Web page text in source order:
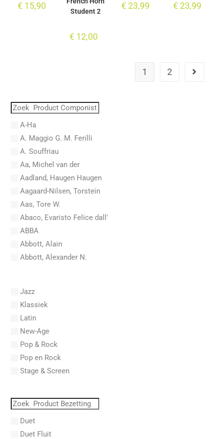
€ 15,90
Student 2
€ 12,00
€23,99 €23,99
1 2
A-Ha
A. Maggio G. M. Ferilli
A. Souffriau
Aa, Michel van der
Aadland, Haugen Haugen
Aagaard-Nilsen, Torstein
Aas, Tore W.
Abaco, Evaristo Felice dall'
ABBA
Abbott, Alain
Abbott, Alexander N.
Abel, Lex
Aberg, Johan Ludvig
Aboucaya, Christian
Aboulker, Isabelle
Abraham, Paul
Abrams, Lester
Abreu, Zequinha
Absil, Jean
AC/DC
Jazz
Klassiek
Latin
New-Age
Pop & Rock
Pop en Rock
Stage & Screen
Duet
Duet Fluit